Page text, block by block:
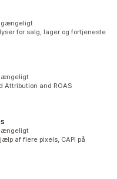
for salg, lager og fortjeneste
Attribution and ROAS
af flere pixels, CAPI på